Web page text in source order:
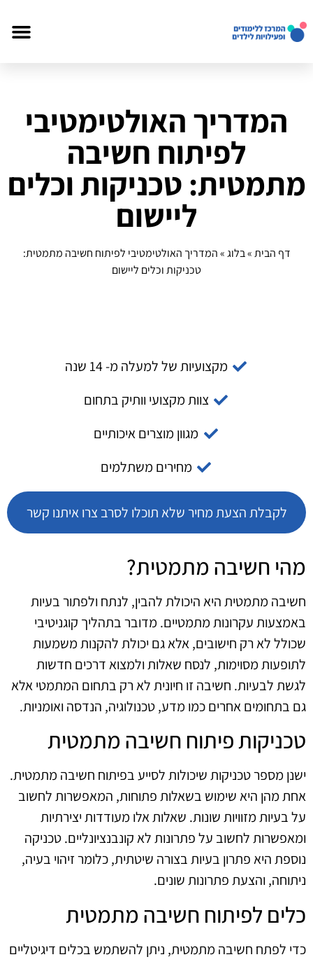
המדריך האולטימטיבי
לפיתוח חשיבה
מתמטית: טכניקות וכלים
ליישום
דף הבית»בלוג»המדריך האולטימטיבי לפיתוח חשיבה מתמטית:
טכניקות וכלים ליישום
מקצועיות של למעלה מ- 14 שנה
צוות מקצועי וותיק בתחום
מגוון מוצרים איכותיים
מחירים משתלמים
לקבלת הצעת מחיר שלא תוכלו לסרב צרו איתנו קשר
מהי חשיבה מתמטית?
חשיבה מתמטית היא היכולת להבין, לנתח ולפתור בעיות
באמצעות עקרונות מתמטיים. מדובר בתהליך קוגניטיבי
שכולל לא רק חישובים, אלא גם יכולת להקנות משמעות
לתופעות מסוימות, לנסח שאלות ולמצוא דרכים חדשות
לגשת לבעיות. חשיבה זו חיונית לא רק בתחום המתמטי אלא
גם בתחומים אחרים כמו מדע, טכנולוגיה, הנדסה ואומניות.
טכניקות פיתוח חשיבה מתמטית
ישנן מספר טכניקות שיכולות לסייע בפיתוח חשיבה מתמטית.
אחת מהן היא שימוש בשאלות פתוחות, המאפשרות לחשוב
על בעיות מזוויות שונות. שאלות אלו מעודדות יצירתיות
ומאפשרות לחשוב על פתרונות לא קונבנציונליים. טכניקה
נוספת היא פתרון בעיות בצורה שיטתית, כלומר זיהוי בעיה,
ניתוחה, והצעת פתרונות שונים.
כלים לפיתוח חשיבה מתמטית
כדי לפתח חשיבה מתמטית, ניתן להשתמש בכלים דיגיטליים